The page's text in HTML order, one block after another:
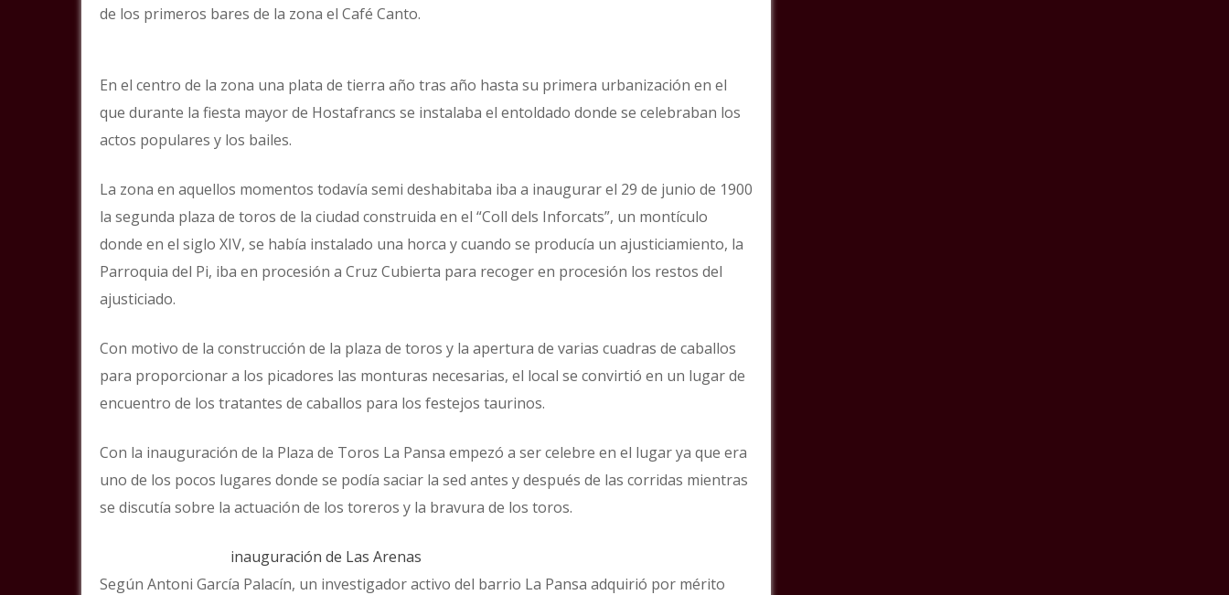
de los primeros bares de la zona el Café Canto.
En el centro de la zona una plata de tierra año tras año hasta su primera urbanización en el
que durante la fiesta mayor de Hostafrancs se instalaba el entoldado donde se celebraban los
actos populares y los bailes.
La zona en aquellos momentos todavía semi deshabitaba iba a inaugurar el 29 de junio de 1900
la segunda plaza de toros de la ciudad construida en el “Coll dels Inforcats”, un montículo
donde en el siglo XIV, se había instalado una horca y cuando se producía un ajusticiamiento, la
Parroquia del Pi, iba en procesión a Cruz Cubierta para recoger en procesión los restos del
ajusticiado.
Con motivo de la construcción de la plaza de toros y la apertura de varias cuadras de caballos
para proporcionar a los picadores las monturas necesarias, el local se convirtió en un lugar de
encuentro de los tratantes de caballos para los festejos taurinos.
Con la inauguración de la Plaza de Toros La Pansa empezó a ser celebre en el lugar ya que era
uno de los pocos lugares donde se podía saciar la sed antes y después de las corridas mientras
se discutía sobre la actuación de los toreros y la bravura de los toros.
inauguración de Las Arenas
Según Antoni García Palacín, un investigador activo del barrio La Pansa adquirió por mérito